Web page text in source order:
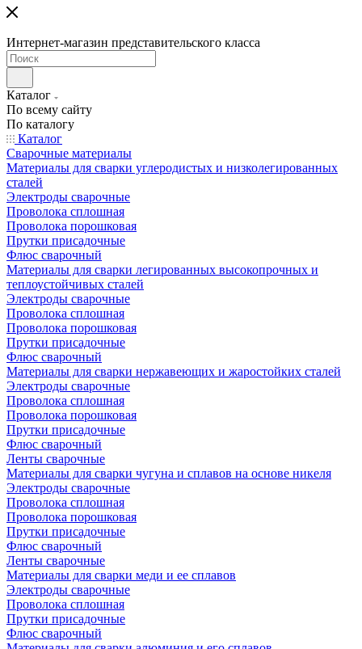
Интернет-магазин представительского класса
Каталог
По всему сайту
По каталогу
Каталог
Сварочные материалы
Материалы для сварки углеродистых и низколегированных
сталей
Электроды сварочные
Проволока сплошная
Проволока порошковая
Прутки присадочные
Флюс сварочный
Материалы для сварки легированных высокопрочных и
теплоустойчивых сталей
Электроды сварочные
Проволока сплошная
Проволока порошковая
Прутки присадочные
Флюс сварочный
Материалы для сварки нержавеющих и жаростойких сталей
Электроды сварочные
Проволока сплошная
Проволока порошковая
Прутки присадочные
Флюс сварочный
Ленты сварочные
Материалы для сварки чугуна и сплавов на основе никеля
Электроды сварочные
Проволока сплошная
Проволока порошковая
Прутки присадочные
Флюс сварочный
Ленты сварочные
Материалы для сварки меди и ее сплавов
Электроды сварочные
Проволока сплошная
Прутки присадочные
Флюс сварочный